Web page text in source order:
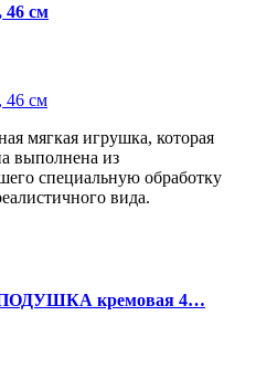
см
мягкая игрушка, которая
выполнена из
специальную обработку
вида.
кремовая 4…